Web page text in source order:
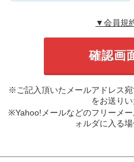
▼会員規
※ご記入頂いたメールアドレス
をお送りい
※Yahoo!メールなどのフリーメ
ォルダに入る場